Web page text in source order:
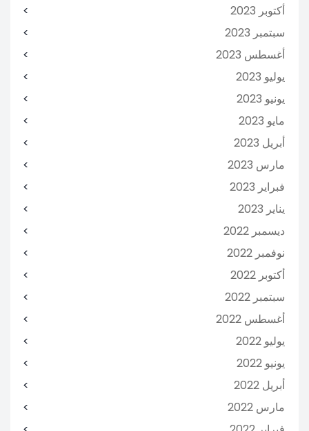
أكتوبر 2023
سبتمبر 2023
أغسطس 2023
يوليو 2023
يونيو 2023
مايو 2023
أبريل 2023
مارس 2023
فبراير 2023
يناير 2023
ديسمبر 2022
نوفمبر 2022
أكتوبر 2022
سبتمبر 2022
أغسطس 2022
يوليو 2022
يونيو 2022
أبريل 2022
مارس 2022